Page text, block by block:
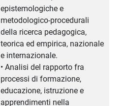
epistemologiche e
metodologico-procedurali
della ricerca pedagogica,
teorica ed empirica, nazionale
e internazionale.
• Analisi del rapporto fra
processi di formazione,
educazione, istruzione e
apprendimenti nella